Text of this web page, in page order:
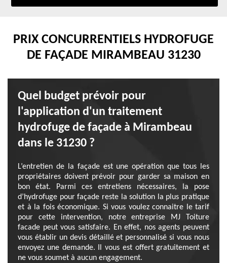
PRIX CONCURRENTIELS HYDROFUGE
DE FAÇADE MIRAMBEAU 31230
Quel budget prévoir pour
l'application d'un traitement
hydrofuge de façade à Mirambeau
dans le 31230 ?
L’entretien de la façade est une opération que tous les
propriétaires doivent prévoir pour garder sa maison en
bon état. Parmi ces entretiens nécessaires, la pose
d’hydrofuge pour façade reste la solution la plus pratique
et à la fois économique. Si vous voulez connaitre le tarif
pour cette intervention, notre entreprise MJ Toiture
facade peut vous satisfaire. En effet, nos agents peuvent
vous établir un devis détaillé et personnalisé si vous nous
envoyez une demande. Il vous est offert gratuitement et
ne vous soumet à aucun engagement.